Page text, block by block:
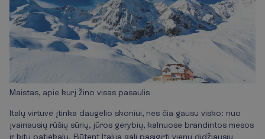
Maistas, apie kurį žino visas pasaulis
Italų virtuvė įtinka daugelio skoniui, nes čia gausu visko: nuo
įvairiausių rūšių sūrių, jūros gėrybių, kalnuose brandintos mėsos
ir kitų patiekalų. Būtent Italija gali pasigirti vienu didžiausiu